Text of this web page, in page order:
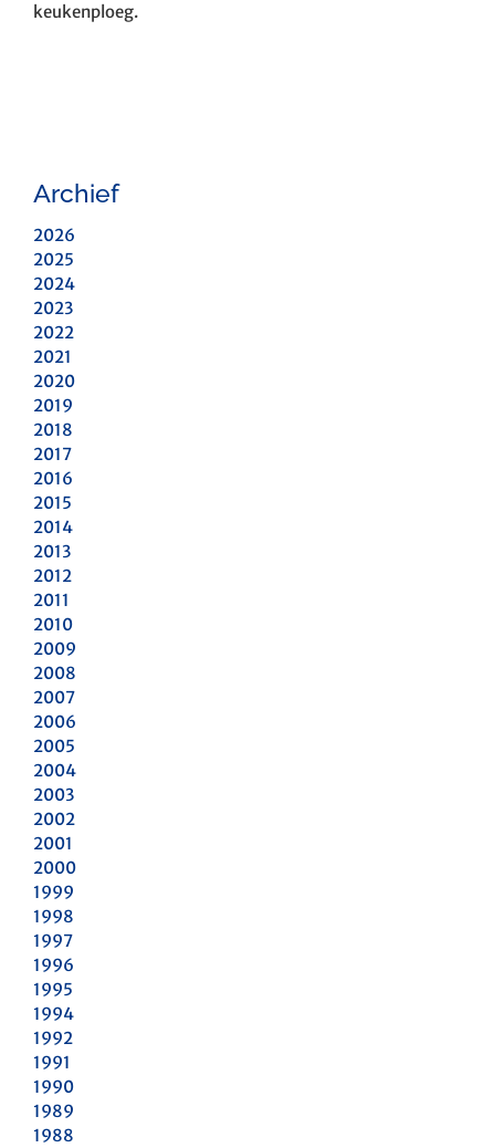
keukenploeg.
Archief
2026
2025
2024
2023
2022
2021
2020
2019
2018
2017
2016
2015
2014
2013
2012
2011
2010
2009
2008
2007
2006
2005
2004
2003
2002
2001
2000
1999
1998
1997
1996
1995
1994
1992
1991
1990
1989
1988